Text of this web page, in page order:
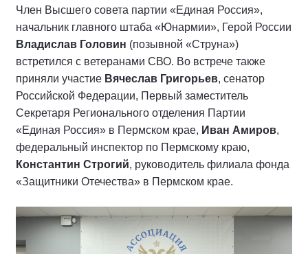
Член Высшего совета партии «Единая Россия»,
начальник главного штаба «Юнармии», Герой России
Владислав Головин (позывной «Струна»)
встретился с ветеранами СВО. Во встрече также
приняли участие Вячеслав Григорьев, сенатор
Российской Федерации, Первый заместитель
Секретаря Регионального отделения Партии
«Единая Россия» в Пермском крае, Иван Амиров,
федеральный инспектор по Пермскому краю,
Константин Строгий, руководитель филиала фонда
«Защитники Отечества» в Пермском крае.